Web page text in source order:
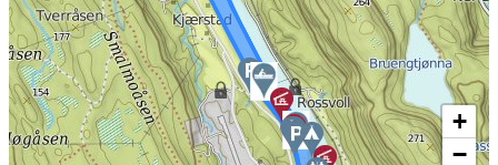
+
−